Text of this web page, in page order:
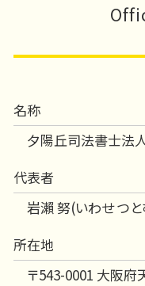
名称
夕陽丘司法書士法
代表者
岩瀨 努(いわせ つと
所在地
〒543-0001 大阪府